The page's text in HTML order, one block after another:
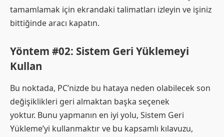
tamamlamak için ekrandaki talimatları izleyin ve işiniz
bittiğinde aracı kapatın.
Yöntem #02: Sistem Geri Yüklemeyi
Kullan
Bu noktada, PC’nizde bu hataya neden olabilecek son
değişiklikleri geri almaktan başka seçenek
yoktur. Bunu yapmanın en iyi yolu, Sistem Geri
Yükleme’yi kullanmaktır ve bu kapsamlı kılavuzu,